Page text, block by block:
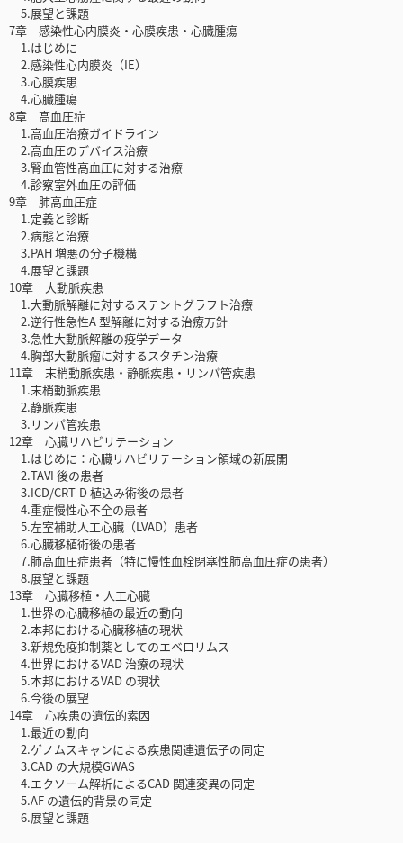
5.展望と課題
7章 感染性心内膜炎・心膜疾患・心臓腫瘍
1.はじめに
2.感染性心内膜炎（IE）
3.心膜疾患
4.心臓腫瘍
8章 高血圧症
1.高血圧治療ガイドライン
2.高血圧のデバイス治療
3.腎血管性高血圧に対する治療
4.診察室外血圧の評価
9章 肺高血圧症
1.定義と診断
2.病態と治療
3.PAH 増悪の分子機構
4.展望と課題
10章 大動脈疾患
1.大動脈解離に対するステントグラフト治療
2.逆行性急性A 型解離に対する治療方針
3.急性大動脈解離の疫学データ
4.胸部大動脈瘤に対するスタチン治療
11章 末梢動脈疾患・静脈疾患・リンパ管疾患
1.末梢動脈疾患
2.静脈疾患
3.リンパ管疾患
12章 心臓リハビリテーション
1.はじめに：心臓リハビリテーション領域の新展開
2.TAVI 後の患者
3.ICD/CRT-D 植込み術後の患者
4.重症慢性心不全の患者
5.左室補助人工心臓（LVAD）患者
6.心臓移植術後の患者
7.肺高血圧症患者（特に慢性血栓閉塞性肺高血圧症の患者）
8.展望と課題
13章 心臓移植・人工心臓
1.世界の心臓移植の最近の動向
2.本邦における心臓移植の現状
3.新規免疫抑制薬としてのエベロリムス
4.世界におけるVAD 治療の現状
5.本邦におけるVAD の現状
6.今後の展望
14章 心疾患の遺伝的素因
1.最近の動向
2.ゲノムスキャンによる疾患関連遺伝子の同定
3.CAD の大規模GWAS
4.エクソーム解析によるCAD 関連変異の同定
5.AF の遺伝的背景の同定
6.展望と課題